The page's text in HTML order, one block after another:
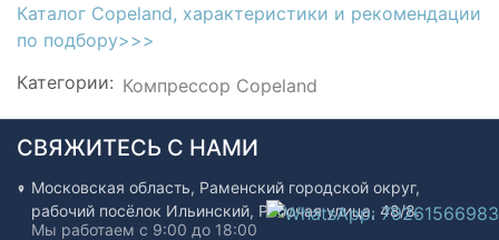
Каталог Copeland, характеристики и рекомендации
по подбору>>>
Категории: Компрессор Copeland
СВЯЖИТЕСЬ С НАМИ
Московская область, Раменский городской округ,
рабочий посёлок Ильинский, Рабочая улица, 48/8.
Мы работаем с 9:00 до 18:00